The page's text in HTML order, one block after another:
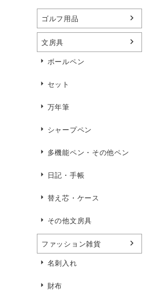
ゴルフ用品
文房具
ボールペン
セット
万年筆
シャープペン
多機能ペン・その他ペン
日記・手帳
替え芯・ケース
その他文房具
ファッション雑貨
名刺入れ
財布